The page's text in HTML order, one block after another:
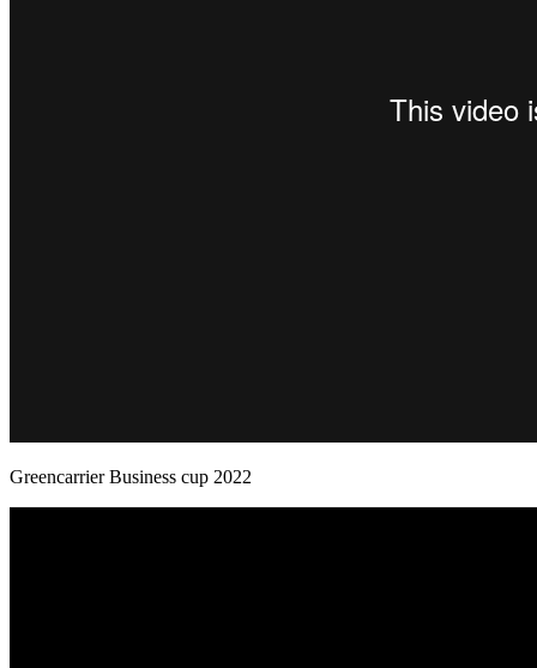
Greencarrier Business cup 2022